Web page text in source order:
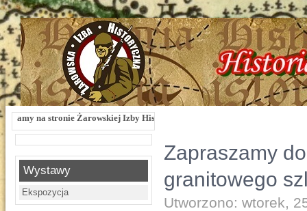
Żarowskiej Izby Historycznej !!! Żarowska Izba Historyczna, ul.
Wystawy
Ekspozycja
Zapraszamy
granitowego
Utworzono: wtorek,